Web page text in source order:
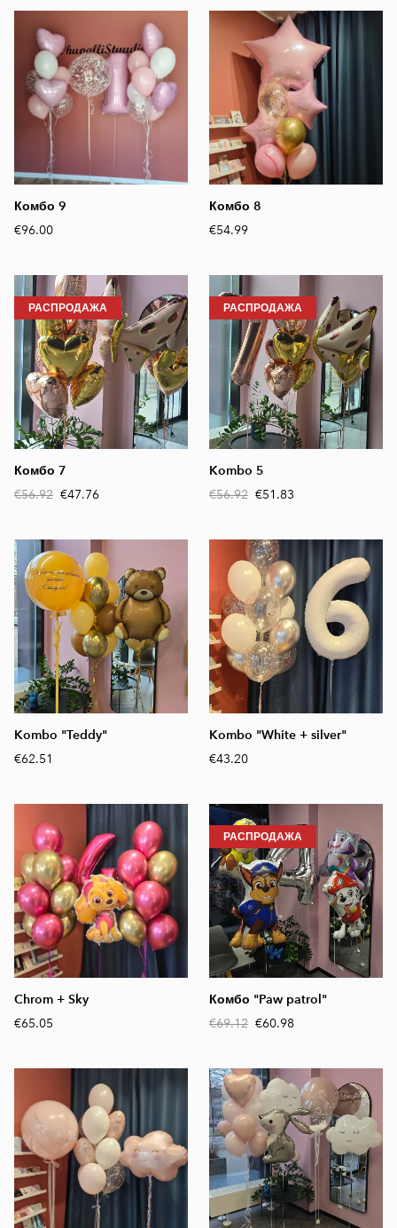
Комбо 9
€96.00
Комбо 8
€54.99
РАСПРОДАЖА
Комбо 7
€56.92 €47.76
РАСПРОДАЖА
Kombo 5
€56.92 €51.83
Kombo "Teddy"
€62.51
Kombo "White + silver"
€43.20
Chrom + Sky
€65.05
РАСПРОДАЖА
Комбо "Paw patrol"
€69.12 €60.98